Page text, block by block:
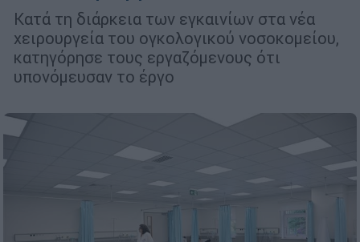
Κατά τη διάρκεια των εγκαινίων στα νέα
χειρουργεία του ογκολογικού νοσοκομείου,
κατηγόρησε τους εργαζόμενους ότι
υπονόμευσαν το έργο